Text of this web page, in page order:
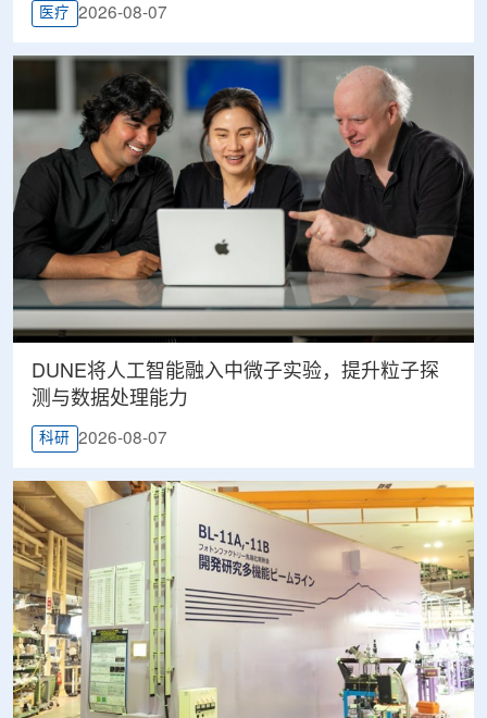
医疗 2026-08-07
DUNE将人工智能融入中微子实验，提升粒子探
测与数据处理能力
科研 2026-08-07